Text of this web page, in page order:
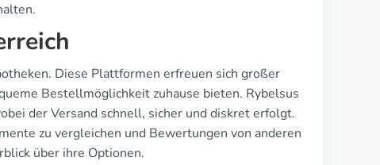
Diese Plattformen erfreuen sich großer
Bestellmöglichkeit zuhause bieten. Rybelsus
der Versand schnell, sicher und diskret erfolgt.
zu vergleichen und Bewertungen von anderen
über ihre Optionen.